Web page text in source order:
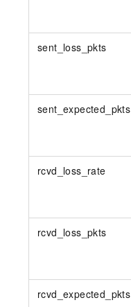
sent_loss_pkts
sent_expected_pkts
rcvd_loss_rate
rcvd_loss_pkts
rcvd_expected_pkts